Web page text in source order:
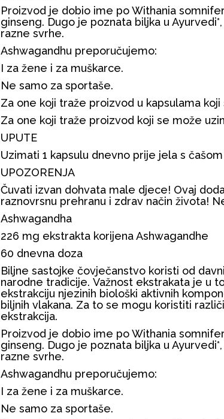
Proizvod je dobio ime po Withania
ginseng. Dugo je poznata biljka u
razne svrhe.
Ashwagandhu preporučujemo:
I za žene i za muškarce.
Ne samo za sportaše.
Za one koji traže proizvod u kapsulama koji
Za one koji traže proizvod koji se može
UPUTE
Uzimati 1 kapsulu dnevno prije jela s
UPOZORENJA
Čuvati izvan dohvata male djece! Ovaj
raznovrsnu prehranu i zdrav način života!
Ashwagandha
226 mg ekstrakta korijena Ashwagandhe
60 dnevna doza
Biljne sastojke čovječanstvo koristi od
narodne tradicije. Važnost ekstrakata je u
ekstrakciju njezinih biološki aktivnih
biljnih vlakana. Za to se mogu koristiti
ekstrakcija.
Proizvod je dobio ime po Withania
ginseng. Dugo je poznata biljka u
razne svrhe.
Ashwagandhu preporučujemo:
I za žene i za muškarce.
Ne samo za sportaše.